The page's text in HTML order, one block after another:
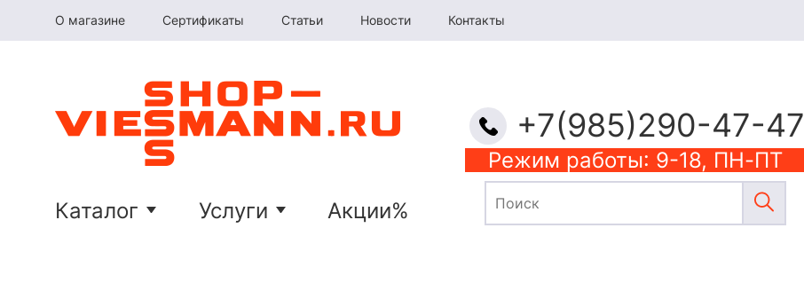
О магазине Сертификаты Статьи Новости Контакты
Каталог Услуги Акции%
+7(985)290-47-47
Режим работы: 9-18, ПН-ПТ